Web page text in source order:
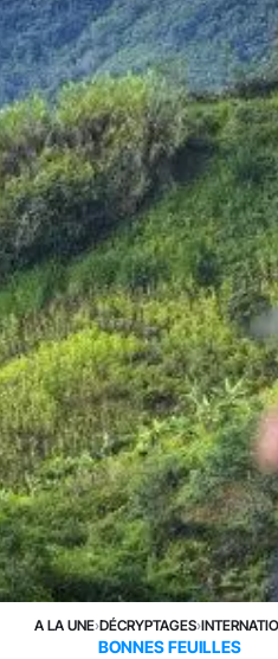
A LA UNE›DÉCRYPTAGES›
BONNES FEUILLES